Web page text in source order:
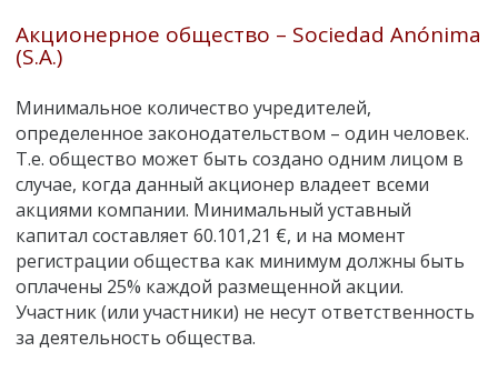
Акционерное общество – Sociedad Anónima
(S.A.)
Минимальное количество учредителей,
определенное законодательством – один человек.
Т.е. общество может быть создано одним лицом в
случае, когда данный акционер владеет всеми
акциями компании. Минимальный уставный
капитал составляет 60.101,21 €, и на момент
регистрации общества как минимум должны быть
оплачены 25% каждой размещенной акции.
Участник (или участники) не несут ответственность
за деятельность общества.